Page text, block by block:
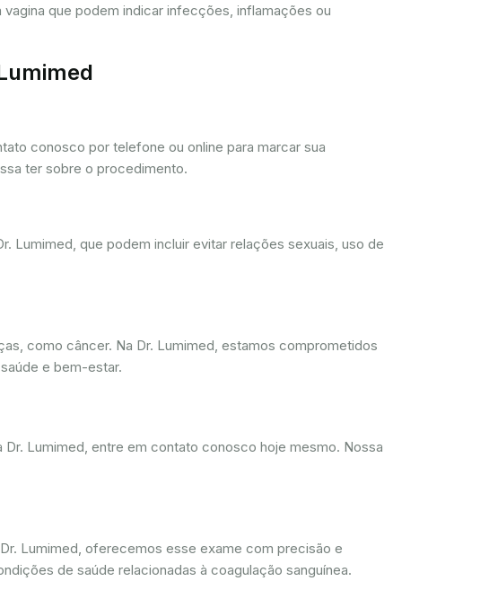
que podem indicar infecções, inflamações ou
conosco por telefone ou online para marcar sua
ter sobre o procedimento.
Lumimed, que podem incluir evitar relações sexuais, uso de
como câncer. Na Dr. Lumimed, estamos comprometidos
e bem-estar.
Lumimed, entre em contato conosco hoje mesmo. Nossa
Lumimed, oferecemos esse exame com precisão e
de saúde relacionadas à coagulação sanguínea.